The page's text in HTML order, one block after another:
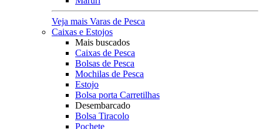
Veja mais Varas de Pesca
Caixas e Estojos
Mais buscados
Caixas de Pesca
Bolsas de Pesca
Mochilas de Pesca
Estojo
Bolsa porta Carretilhas
Desembarcado
Bolsa Tiracolo
Pochete